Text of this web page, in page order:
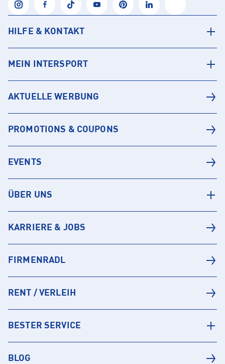
HILFE & KONTAKT
MEIN INTERSPORT
AKTUELLE WERBUNG
PROMOTIONS & COUPONS
EVENTS
ÜBER UNS
KARRIERE & JOBS
FIRMENRADL
RENT / VERLEIH
BESTER SERVICE
BLOG